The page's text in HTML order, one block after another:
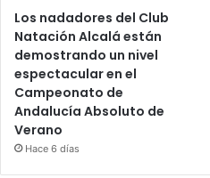
Los nadadores del Club
Natación Alcalá están
demostrando un nivel
espectacular en el
Campeonato de
Andalucía Absoluto de
Verano
Hace 6 días